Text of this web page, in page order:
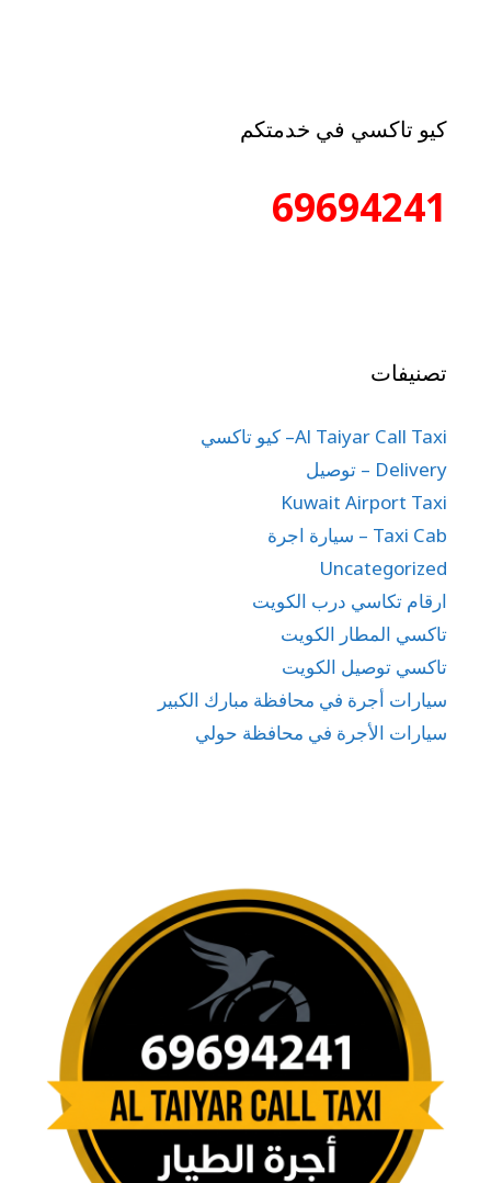
كيو تاكسي في خدمتكم
69694241
تصنيفات
Al Taiyar Call Taxi– كيو تاكسي
Delivery – توصيل
Kuwait Airport Taxi
Taxi Cab – سيارة اجرة
Uncategorized
ارقام تكاسي درب الكويت
تاكسي المطار الكويت
تاكسي توصيل الكويت
سيارات أجرة في محافظة مبارك الكبير
سيارات الأجرة في محافظة حولي